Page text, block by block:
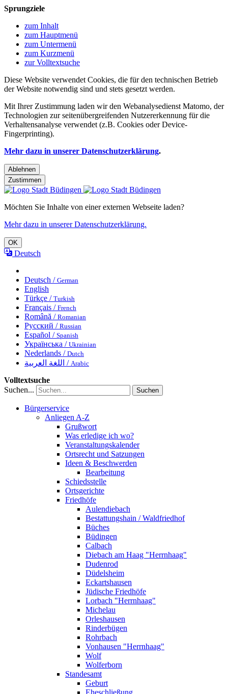
Sprungziele
zum Inhalt
zum Hauptmenü
zum Untermenü
zum Kurzmenü
zur Volltextsuche
Diese Website verwendet Cookies, die für den technischen Betrieb
der Website notwendig sind und stets gesetzt werden.
Mit Ihrer Zustimmung laden wir den Webanalysedienst Matomo, der
Technologien zur seitenübergreifenden Nutzererkennung für die
Verhaltensanalyse verwendet (z.B. Cookies oder Device-
Fingerprinting).
Mehr dazu in unserer Datenschutzerklärung.
Ablehnen
Zustimmen
Möchten Sie Inhalte von einer externen Webseite laden?
Mehr dazu in unserer Datenschutzerklärung.
OK
Deutsch
Deutsch / German
English
Türkçe / Turkish
Français / French
Română / Romanian
Русский / Russian
Español / Spanish
Українська / Ukrainian
Nederlands / Dutch
اللغة العربية / Arabic
Volltextsuche
Suchen...
Suchen
Bürgerservice
Anliegen A-Z
Grußwort
Was erledige ich wo?
Veranstaltungskalender
Ortsrecht und Satzungen
Ideen & Beschwerden
Bearbeitung
Schiedsstelle
Ortsgerichte
Friedhöfe
Aulendiebach
Bestattungshain / Waldfriedhof
Büches
Büdingen
Calbach
Diebach am Haag "Herrnhaag"
Dudenrod
Düdelsheim
Eckartshausen
Jüdische Friedhöfe
Lorbach "Herrnhaag"
Michelau
Orleshausen
Rinderbügen
Rohrbach
Vonhausen "Herrnhaag"
Wolf
Wolferborn
Standesamt
Geburt
Eheschließung